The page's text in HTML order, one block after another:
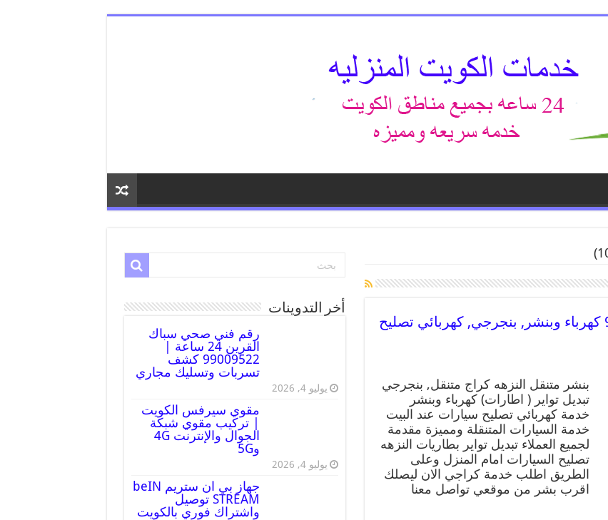
بنشر متنقل | كراج النزهه 99007355 كهرباء وبنشر, بنجرجي, كهربائي تصليح
بنشر متنقل النزهه كراج متنقل, بنجرجي
تبديل تواير ( اطارات) كهرباء وبنشر
خدمة كهربائي تصليح سيارات عند البيت
خدمة السيارات المتنقلة ومميزة مقدمة
لجميع العملاء تبديل تواير بطاريات النزهه
تصليح السيارات امام المنزل وعلى
الطريق اطلب خدمة كراجي الان ليصلك
اقرب بشر من موقعي تواصل معنا
أخر التدوينات
رقم فني صحي سباك
القرين 24 ساعة |
99009522 كشف
تسربات وتسليك مجاري
يوليو 4, 2026
مقوي سيرفس الكويت
| تركيب مقوي شبكة
الجوال والإنترنت 4G
و5G
يوليو 4, 2026
جهاز بي ان ستريم beIN
STREAM توصيل
واشتراك فوري بالكويت